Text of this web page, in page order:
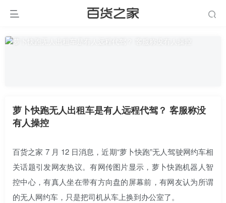
萝卜快跑无人出租车是有人远程代驾？ 客服称没
有人操控
百货之家 7 月 12 日消息，近期“萝卜快跑”无人驾驶网约车相
关话题引发网友热议。有网传图片显示，萝卜快跑机器人智
控中心，有真人坐在带有方向盘的屏幕前，有网友认为所谓
的无人网约车，只是把司机从车上换到办公室了。